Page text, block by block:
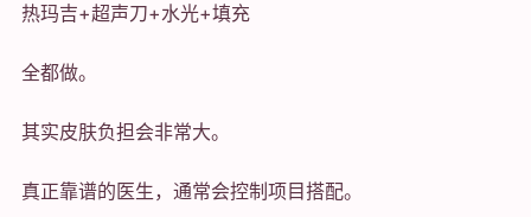
热玛吉+超声刀+水光+填充
全都做。
其实皮肤负担会非常大。
真正靠谱的医生，通常会控制项目搭配。